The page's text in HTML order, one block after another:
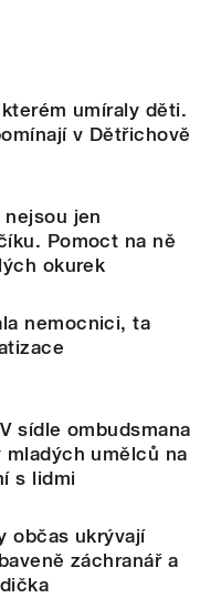
umíraly děti.
v Dětřichově
jen
Pomoct na ně
okurek
nemocnici, ta
sídle ombudsmana
umělců na
s lidmi
občas ukrývají
záchranář a